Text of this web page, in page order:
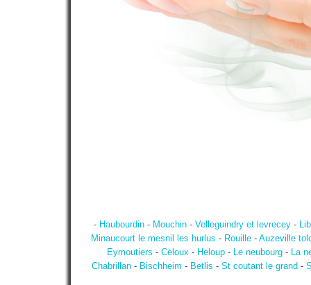
- Haubourdin - Mouchin - Velleguindry et levrecey -
Minaucourt le mesnil les hurlus - Rouille- Auzeville
Eymoutiers - Celoux- Heloup- Le neubourg- La
Chabrillan- Bischheim - Betlis - St coutant le grand -